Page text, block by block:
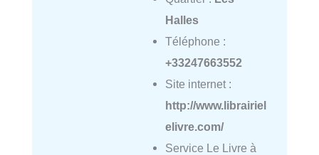
Halles
Téléphone :
+33247663552
Site internet :
http://www.librairiel
elivre.com/
Service Le Livre à